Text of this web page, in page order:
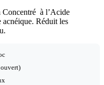
Concentré à l’Acide
acnéique. Réduit les